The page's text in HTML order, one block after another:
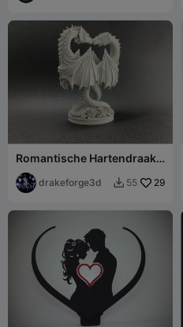
Romantische Hartendraak –
Valentijnsdag
drakeforge3d  55 29